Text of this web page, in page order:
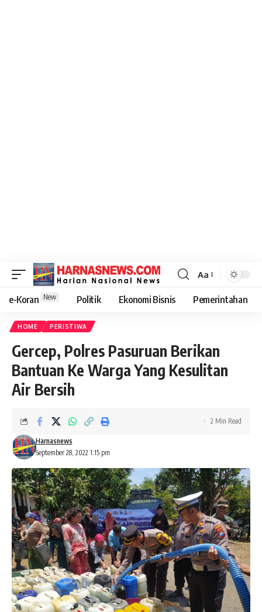
Aa
e-Koran New Politik Ekonomi Bisnis Pemerintahan
HOME PERISTIWA
Gercep, Polres Pasuruan Berikan
Bantuan Ke Warga Yang Kesulitan
Air Bersih
September 28, 2022 1:15 pm
Harnasnews
2 Min Read